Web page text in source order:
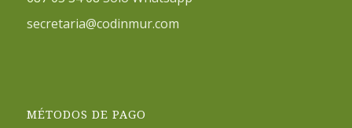
secretaria@codinmur.com
MÉTODOS DE PAGO